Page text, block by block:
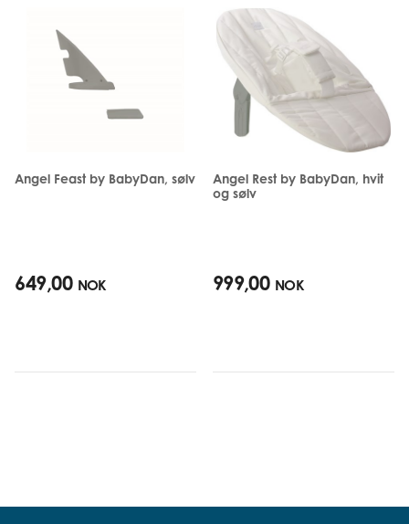
Angel Feast by BabyDan, sølv
649,00 NOK
Angel Rest by BabyDan, hvit
og sølv
999,00 NOK